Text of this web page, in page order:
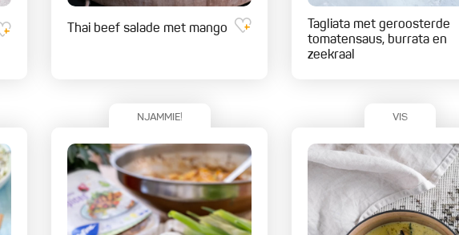
Thai beef salade met mango
Tagliata met geroosterde
tomatensaus, burrata en
zeekraal
NJAMMIE! VIS